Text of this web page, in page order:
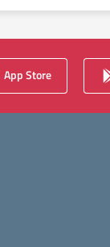
App Store